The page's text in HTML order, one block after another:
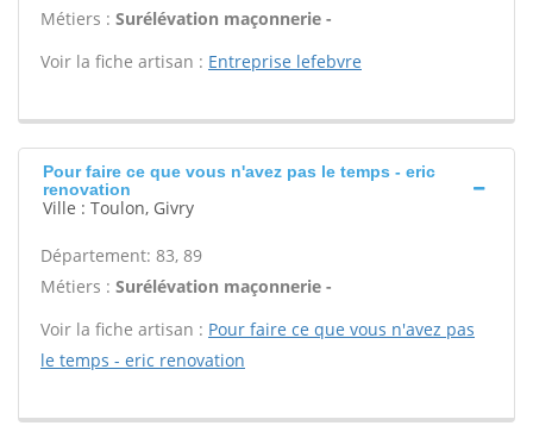
Métiers : Surélévation maçonnerie -
Voir la fiche artisan : Entreprise lefebvre
Pour faire ce que vous n'avez pas le temps - eric
renovation
Ville : Toulon, Givry
Département: 83, 89
Métiers : Surélévation maçonnerie -
Voir la fiche artisan : Pour faire ce que vous n'avez pas
le temps - eric renovation